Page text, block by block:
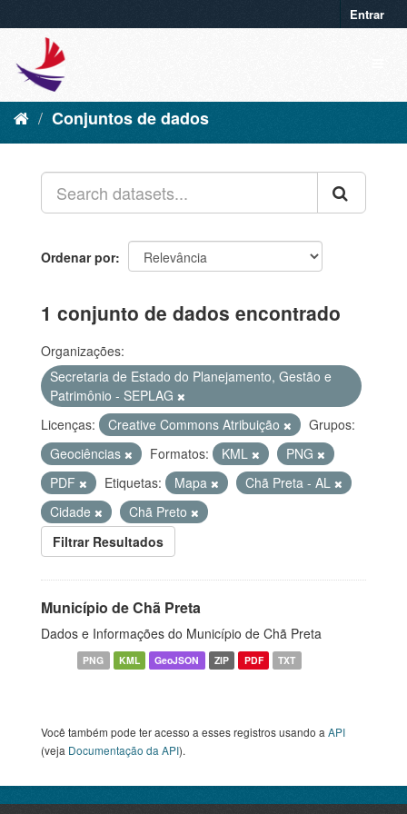
Entrar
Conjuntos de dados
Ordenar por
1 conjunto de dados encontrado
Organizações:
Secretaria de Estado do Planejamento, Gestão e
Patrimônio - SEPLAG
Licenças:
Creative Commons Atribuição
Grupos:
Geociências
Formatos: KML
PNG
PDF
Etiquetas: Mapa
Chã Preta - AL
Cidade
Chã Preto
Filtrar Resultados
Município de Chã Preta
Dados e Informações do Município de Chã Preta
PNG KML GeoJSON ZIP PDF TXT
Você também pode ter acesso a esses registros usando a API
(veja Documentação da API).